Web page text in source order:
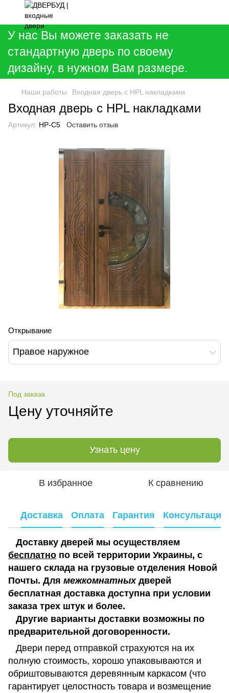
У нас Вы можете заказать не
стандартную дверь по своему
дизайну, в нужном Вам размере.
Наши работы Входная дверь с HPL накладками
Входная дверь с HPL накладками
Артикул: НР-C5 Оставить отзыв
Открывание
Правое наружное
Под заказа
Цену уточняйте
Узнать цену
В избранное К сравнению
Доставка Оплата Гарантия Консультация
Доставку дверей мы осуществляем
бесплатно по всей территории Украины, с
нашего склада на грузовые отделения Новой
Почты. Для межкомнатныхдверей
бесплатная доставка доступна при условии
заказа трех штук и более.
Другие варианты доставки возможны по
предварительной договоренности.
Двери перед отправкой страхуются на их
полную стоимость, хорошо упаковываются и
обриштовываются деревянным каркасом (что
гарантирует целостность товара и возмещение